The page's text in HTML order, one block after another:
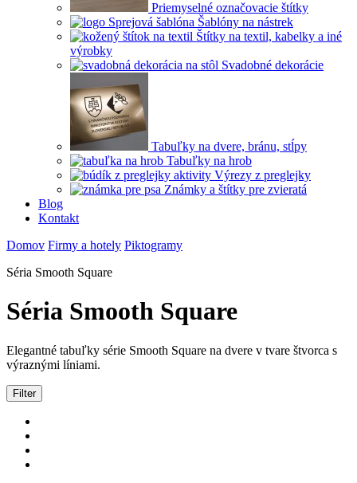
Priemyselné označovacie štítky
Šablóny na nástrek
Štítky na textil, kabelky a iné
výrobky
Svadobné dekorácie
Tabuľky na dvere, bránu, stĺpy
Tabuľky na hrob
Výrezy z preglejky
Známky a štítky pre zvieratá
Blog
Kontakt
Domov Firmy a hotely Piktogramy
Séria Smooth Square
Séria Smooth Square
Elegantné tabuľky série Smooth Square na dvere v tvare štvorca s
výraznými líniami.
Filter